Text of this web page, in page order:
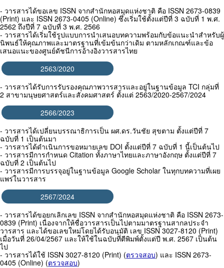
- วารสารได้ขอเลข ISSN จากสำนักหอสมุดแห่งชาติ คือ ISSN 2673-0839
(Print) และ ISSN 2673-0405 (Online) ซึ่งเริ่มใช้ตั้งแต่ปีที่ 3 ฉบับที่ 1 พ.ศ.
2562 ถึงปีที่ 7 ฉบับที่ 3 พ.ศ. 2566
- วารสารได้เริ่มใช้รูปแบบการนำเสนอบทความพร้อมกับข้อแนะนำสำหรับผู้
นิพนธ์ให้คุณภาพและมาตรฐานที่เข้มข้นกว่าเดิม ตามหลักเกณฑ์และข้อ
เสนอแนะของศูนย์ดัชนีการอ้างอิงวารสารไทย
2563/2020
- วารสารได้รับการรับรองคุณภาพวารสารและอยู่ในฐานข้อมูล TCI กลุ่มที่
2 สาขามนุษยศาสตร์และสังคมศาสตร์ ตั้งแต่ 2563/2020-2567/2024
2566/2023
- วารสารได้เปลี่ยนบรรณาธิการเป็น ผศ.ดร.วันชัย สุขตาม ตั้งแต่ปีที่ 7
ฉบับที่ 1 เป็นต้นมา
- วารสารได้ดำเนินการขอหมายเลข DOI ตั้งแต่ปีที่ 7 ฉบับที่ 1 นี้เป็นต้นไป
- วารสารมีการกำหนด Citation ทั้งภาษาไทยและภาษาอังกฤษ ตั้งแต่ปีที่ 7
ฉบับที่ 2 เป็นต้นไป
- วารสารมีการบรรจุอยู่ในฐานข้อมูล Google Scholar ในทุกบทความที่เผย
แพร่ในวารสาร
2567/2024
- วารสารได้ขอยกเลิกเลข ISSN จากสำนักหอสมุดแห่งชาติ คือ ISSN 2673-
0839 (Print) เนื่องจากให้ชื่อวารสารเป็นไปตามมาตรฐานสากลประจำ
วารสาร และได้ขอเลขใหม่โดยได้รับอนุมัติ เลข ISSN 3027-8120 (Print)
เมื่อวันที่ 26/04/2567 และให้ใช้ในฉบับที่ตีพิมพ์ตั้งแต่ปี พ.ศ. 2567 เป็นต้น
ไป
- วารสารได้ใช้ ISSN 3027-8120 (Print) (ตรวจสอบ) และ ISSN 2673-
0405 (Online) (ตรวจสอบ)